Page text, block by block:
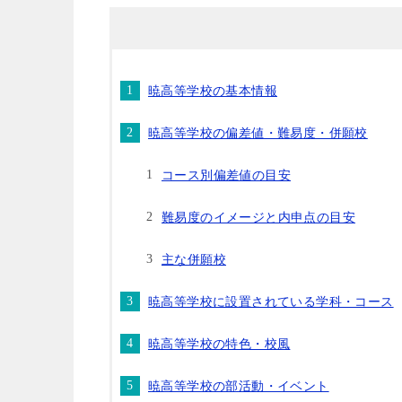
暁高等学校の基本情報
暁高等学校の偏差値・難易度・併願校
コース別偏差値の目安
難易度のイメージと内申点の目安
主な併願校
暁高等学校に設置されている学科・コース
暁高等学校の特色・校風
暁高等学校の部活動・イベント